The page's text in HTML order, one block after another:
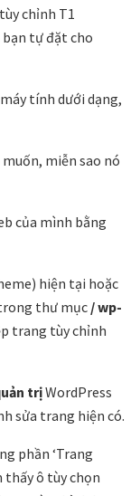
chỉnh T1
tự đặt cho
tính dưới dạng,
miễn sao nó
của mình bằng
hiện tại hoặc
thư mục / wp-
trang tùy chỉnh
trịWordPress
sửa trang hiện có.
phần ‘Trang
thấy ô tùy chọn